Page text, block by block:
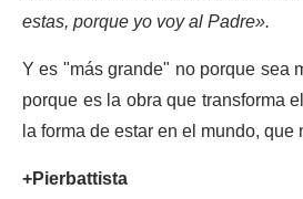
estas, porque yo voy al Padre».
Y es "más grande" no porque sea
porque es la obra que transforma
la forma de estar en el mundo,
+Pierbattista